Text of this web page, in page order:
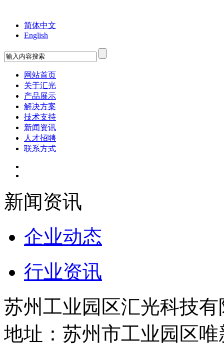
简体中文
English
网站首页
关于汇光
产品展示
解决方案
技术支持
新闻资讯
人才招聘
联系方式
新闻资讯
企业动态
行业资讯
苏州工业园区汇光科技有
地址：苏州市工业园区唯